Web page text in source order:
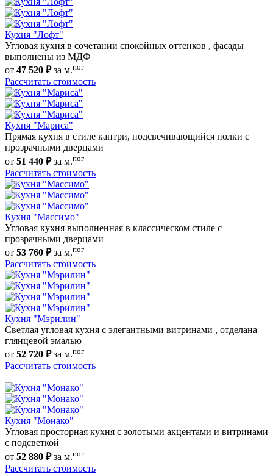
Кухня "Лофт"
Угловая кухня в сочетании спокойных оттенков , фасады
выполнены из МДФ
от 47 520 ₽за м.пог
Рассчитать стоимость
Кухня "Мариса"
Прямая кухня в стиле кантри, подсвечивающийся полки с
прозрачными дверцами
от 51 440 ₽за м.пог
Рассчитать стоимость
Кухня "Массимо"
Угловая кухня выполненная в классическом стиле с
прозрачными дверцами
от 53 760 ₽за м.пог
Рассчитать стоимость
Кухня "Мэрилин"
Светлая угловая кухня с элегантными витринами , отделана
глянцевой эмалью
от 52 720 ₽за м.пог
Рассчитать стоимость
Кухня "Монако"
Угловая просторная кухня с золотыми акцентами и витринами
с подсветкой
от 52 880 ₽за м.пог
Рассчитать стоимость